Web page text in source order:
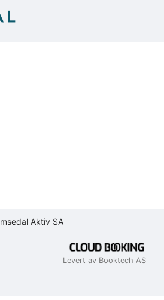
Aktiv SA
Levert av Booktech AS